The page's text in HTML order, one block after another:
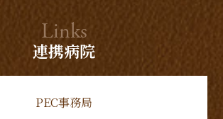
Links
連携病院
PEC事務局